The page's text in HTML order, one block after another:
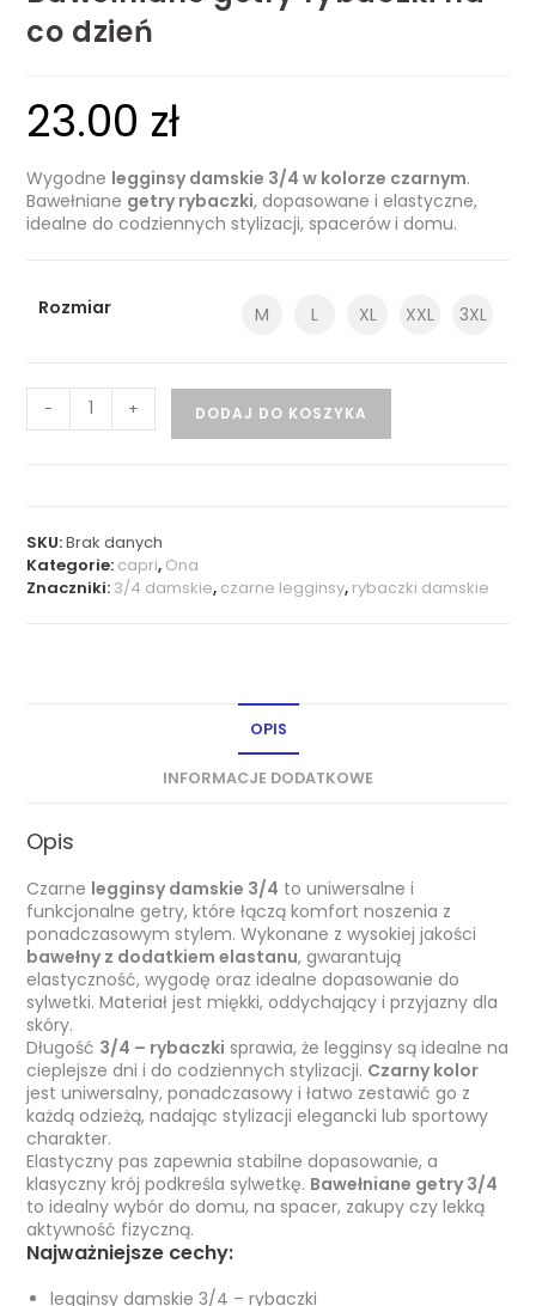
co dzień
23.00 zł
Wygodne legginsy damskie 3/4 w kolorze czarnym.
Bawełniane getry rybaczki, dopasowane i elastyczne,
idealne do codziennych stylizacji, spacerów i domu.
Rozmiar M L XL XXL 3XL
- + DODAJ DO KOSZYKA
SKU:Brak danych
Kategorie: capri, Ona
Znaczniki: 3/4 damskie, czarne legginsy, rybaczki damskie
OPIS
INFORMACJE DODATKOWE
Opis
Czarne legginsy damskie 3/4 to uniwersalne i
funkcjonalne getry, które łączą komfort noszenia z
ponadczasowym stylem. Wykonane z wysokiej jakości
bawełny z dodatkiem elastanu, gwarantują
elastyczność, wygodę oraz idealne dopasowanie do
sylwetki. Materiał jest miękki, oddychający i przyjazny dla
skóry.
Długość 3/4 – rybaczki sprawia, że legginsy są idealne na
cieplejsze dni i do codziennych stylizacji. Czarny kolor
jest uniwersalny, ponadczasowy i łatwo zestawić go z
każdą odzieżą, nadając stylizacji elegancki lub sportowy
charakter.
Elastyczny pas zapewnia stabilne dopasowanie, a
klasyczny krój podkreśla sylwetkę. Bawełniane getry 3/4
to idealny wybór do domu, na spacer, zakupy czy lekką
aktywność fizyczną.
Najważniejsze cechy:
legginsy damskie 3/4 – rybaczki